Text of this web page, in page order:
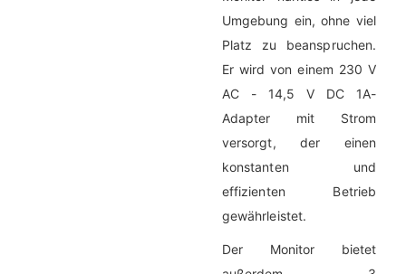
Umgebung ein, ohne viel
Platz zu beanspruchen.
Er wird von einem 230 V
AC - 14,5 V DC 1A-
Adapter mit Strom
versorgt, der einen
konstanten und
effizienten Betrieb
gewährleistet.
Der Monitor bietet